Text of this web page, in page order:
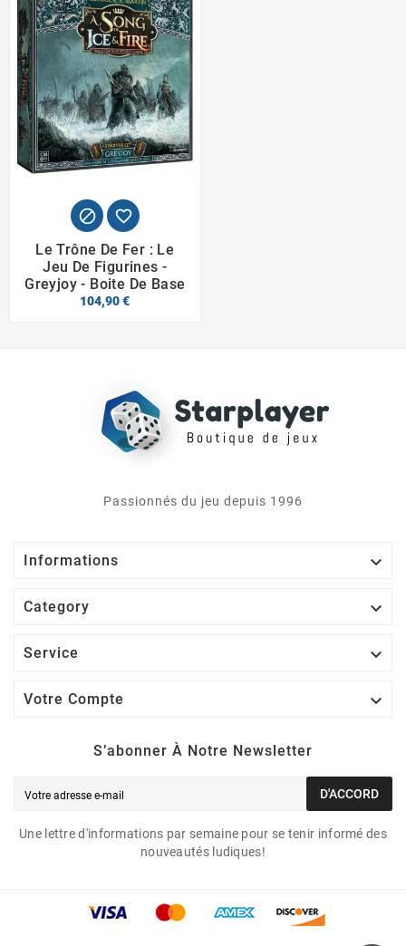
 
Le Trône De Fer : Le
Jeu De Figurines -
Greyjoy - Boite De Base
104,90 €
Passionnés du jeu depuis 1996
Informations 
Category 
Service 
Votre Compte 
S’abonner À Notre Newsletter
D'ACCORD
Une lettre d'informations par semaine pour se tenir informé des
nouveautés ludiques!